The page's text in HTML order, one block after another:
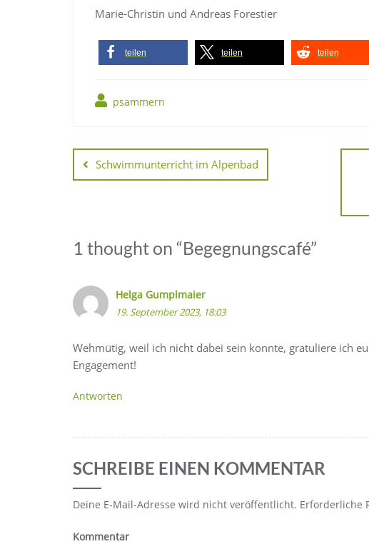
Marie-Christin und Andreas Forestier
teilen teilen teilen
psammern
Schwimmunterricht im Alpenbad
1 thought on “Begegnungscafé”
Helga Gumplmaier
19. September 2023, 18:03
Wehmütig, weil ich nicht dabei sein konnte, gratuliere ich
Engagement!
Antworten
SCHREIBE EINEN KOMMENTAR
Deine E-Mail-Adresse wird nicht veröffentlicht. Erforderliche
Kommentar